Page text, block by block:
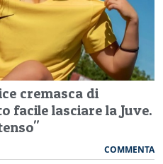
cremasca di
facile lasciare la Juve.
COMMENTA